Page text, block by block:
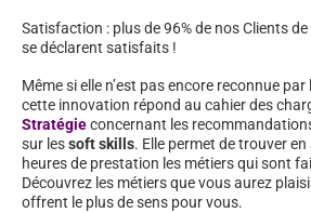
Satisfaction : plus de 96% de nos Clients
se déclarent satisfaits !
Même si elle n’est pas encore reconnue par
cette innovation répond au cahier des
Stratégieconcernant les
sur lessoft skills. Elle permet de trouver
heures de prestation les métiers qui sont
Découvrez les métiers que vous aurez
offrent le plus de sens pour vous.